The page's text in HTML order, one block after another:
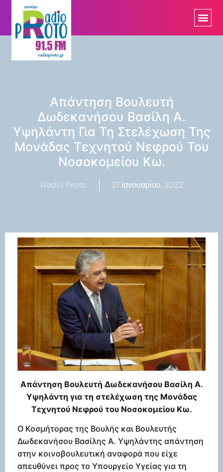
Απάντηση Βουλευτή
Δωδεκανήσου Βασίλη Α.
Υψηλάντη Για Τη Στελέχωση Της
Μονάδας Τεχνητού Νεφρού Του
Νοσοκομείου Κω.
Radio Proto 21 Ιανουαρίου, 2022
Απάντηση Βουλευτή Δωδεκανήσου Βασίλη Α.
Υψηλάντη για τη στελέχωση της Μονάδας
Τεχνητού Νεφρού του Νοσοκομείου Κω.
Ο Κοσμήτορας της Βουλής και Βουλευτής
Δωδεκανήσου Βασίλης Α. Υψηλάντης απάντηση
στην κοινοβουλευτική αναφορά που είχε
απευθύνει προς το Υπουργείο Υγείας για τη